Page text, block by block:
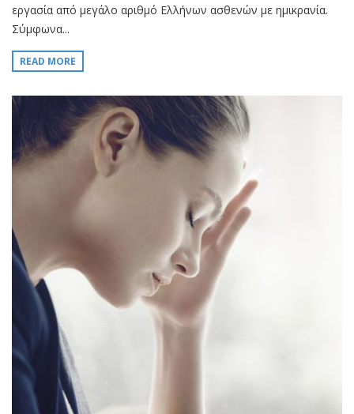
εργασία από μεγάλο αριθμό Ελλήνων ασθενών με ημικρανία.
Σύμφωνα...
READ MORE